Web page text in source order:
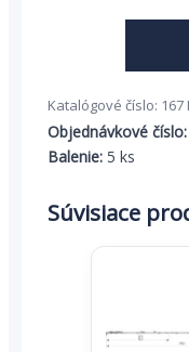
Oken.prevodovka
štulpová
-
1201-
1600
Katalógové číslo: 167
Objednávkové číslo:
Balenie: 5 ks
Súvisiace